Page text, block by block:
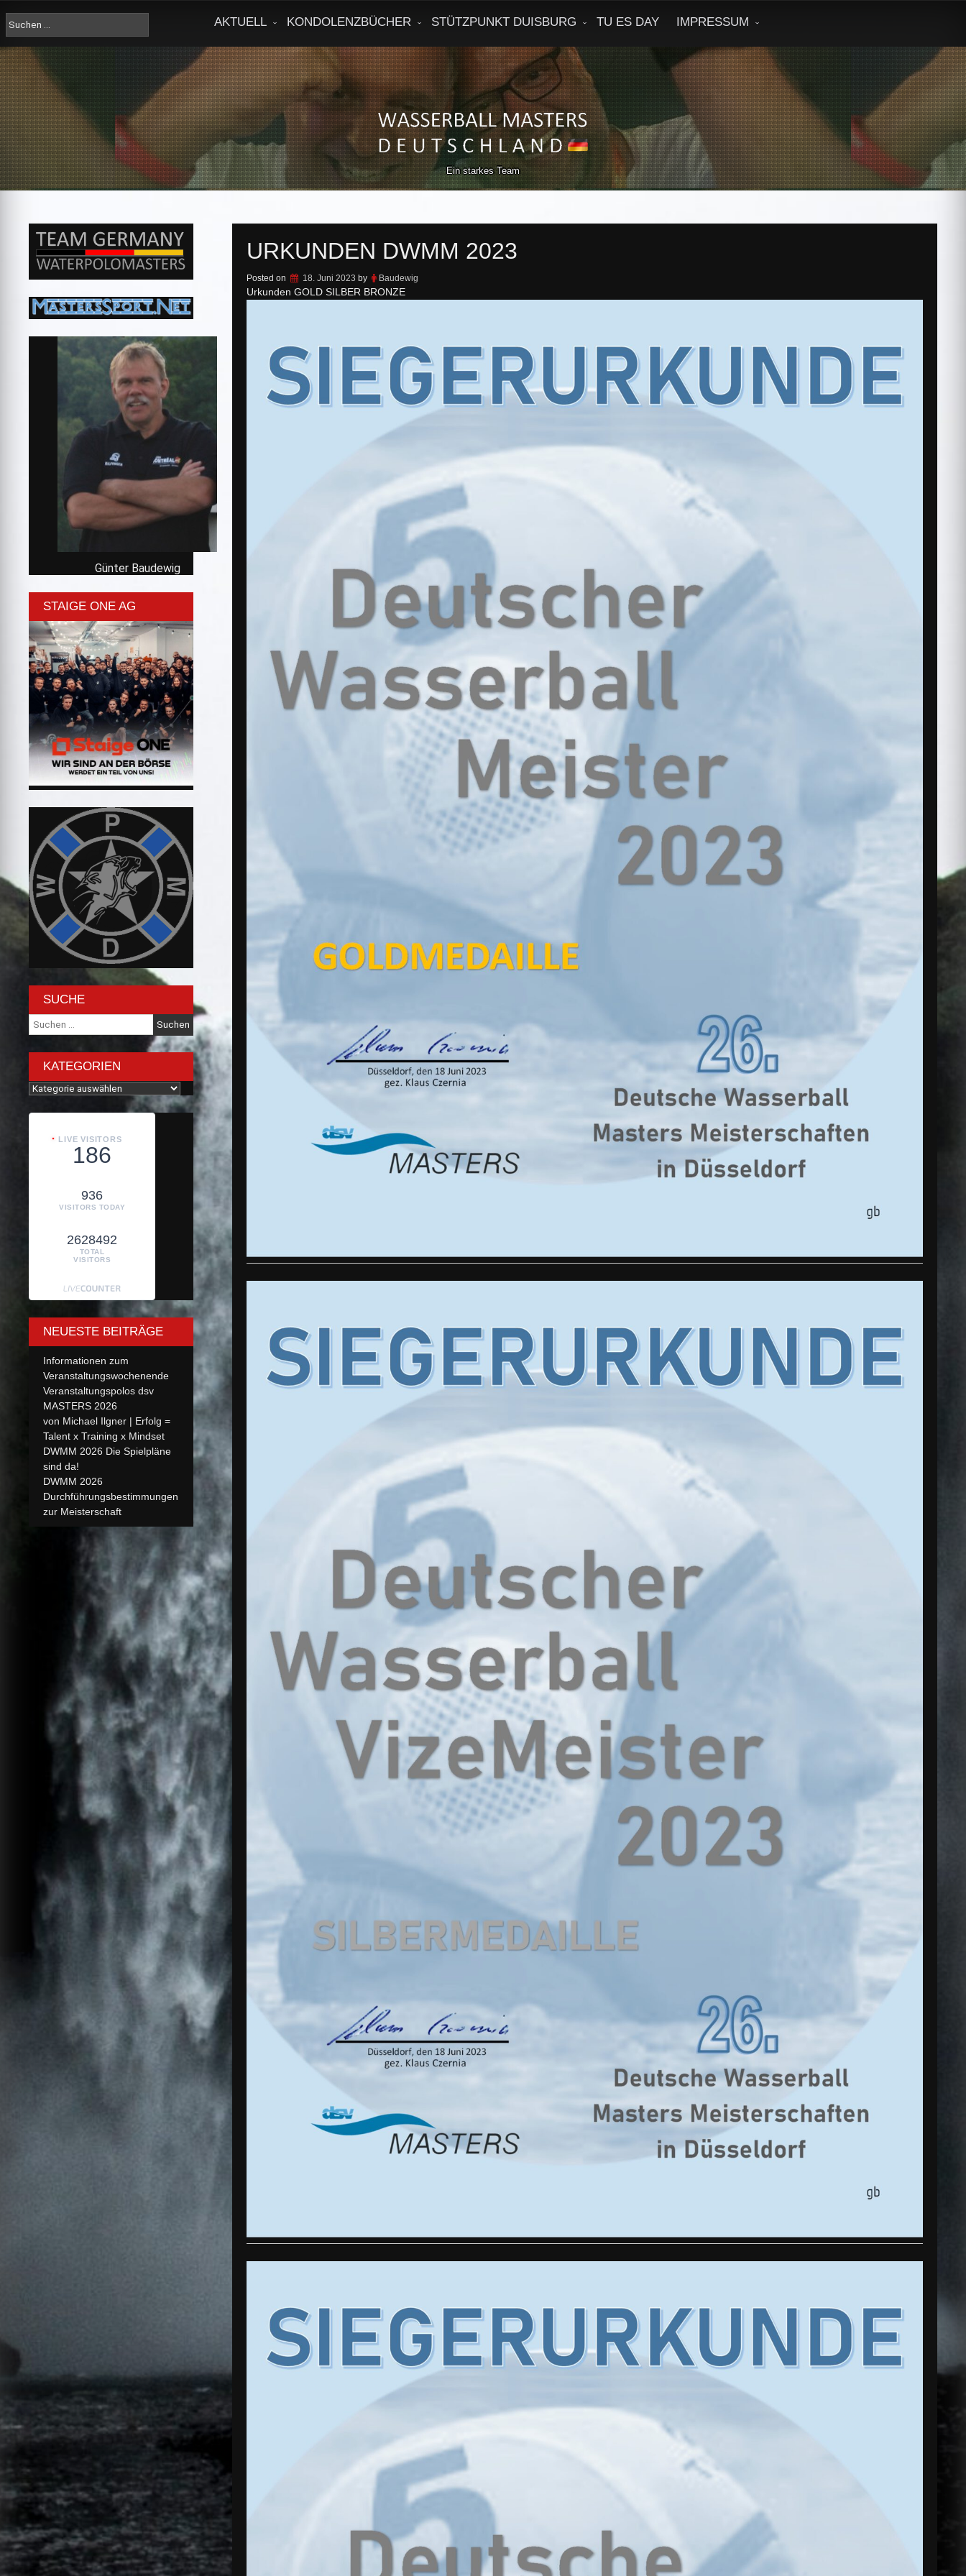
content
Suche
nach:
AKTUELL KONDOLENZBÜCHER STÜTZPUNKT DUISBURG TU ES DAY IMPRESSUM
Ein starkes Team
URKUNDEN DWMM 2023
Posted on 18. Juni 2023 by Baudewig
Urkunden GOLD SILBER BRONZE
Günter Baudewig
STAIGE ONE AG
SUCHE
Suche
nach:
KATEGORIEN
Kategorien
LIVE VISITORS
186
936
VISITORS TODAY
2628492
TOTAL
VISITORS
NEUESTE BEITRÄGE
Informationen zum
Veranstaltungswochenende
Veranstaltungspolos dsv
MASTERS 2026
von Michael Ilgner | Erfolg =
Talent x Training x Mindset
DWMM 2026 Die Spielpläne
sind da!
DWMM 2026
Durchführungsbestimmungen
zur Meisterschaft